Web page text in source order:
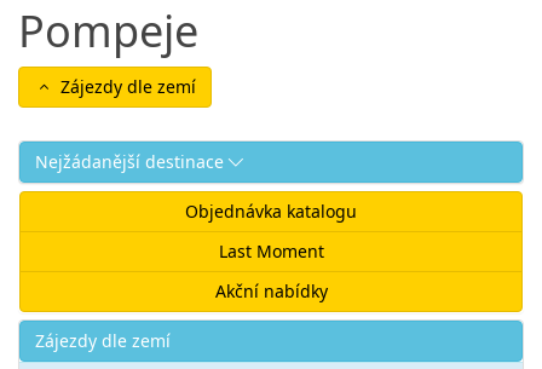
Pompeje
Zájezdy dle zemí
Nejžádanější destinace
Objednávka katalogu
Last Moment
Akční nabídky
Akce
Zájezdy dle zemí